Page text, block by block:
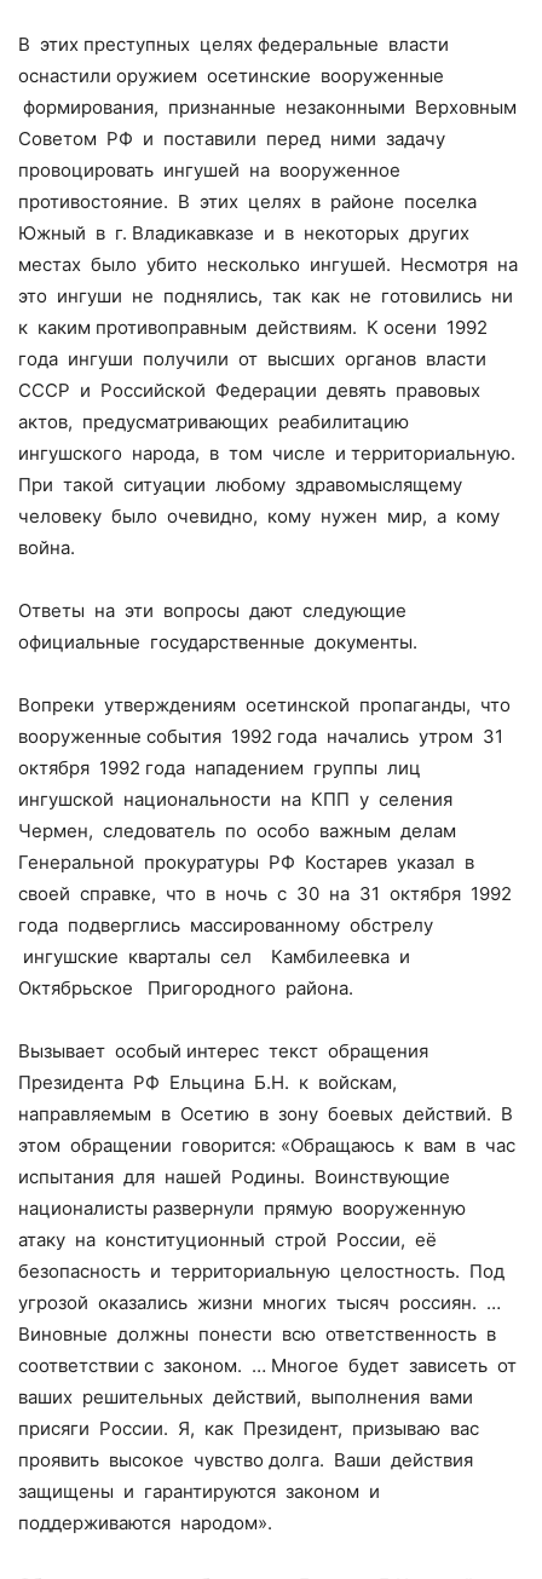
В этих преступных целях федеральные власти
оснастили оружием осетинские вооруженные
формирования, признанные незаконными Верховным
Советом РФ и поставили перед ними задачу
провоцировать ингушей на вооруженное
противостояние. В этих целях в районе поселка
Южный в г. Владикавказе и в некоторых других
местах было убито несколько ингушей. Несмотря на
это ингуши не поднялись, так как не готовились ни
к каким противоправным действиям. К осени 1992
года ингуши получили от высших органов власти
СССР и Российской Федерации девять правовых
актов, предусматривающих реабилитацию
ингушского народа, в том числе и территориальную.
При такой ситуации любому здравомыслящему
человеку было очевидно, кому нужен мир, а кому
война.
Ответы на эти вопросы дают следующие
официальные государственные документы.
Вопреки утверждениям осетинской пропаганды, что
вооруженные события 1992 года начались утром 31
октября 1992 года нападением группы лиц
ингушской национальности на КПП у селения
Чермен, следователь по особо важным делам
Генеральной прокуратуры РФ Костарев указал в
своей справке, что в ночь с 30 на 31 октября 1992
года подверглись массированному обстрелу
ингушские кварталы сел Камбилеевка и
Октябрьское Пригородного района.
Вызывает особый интерес текст обращения
Президента РФ Ельцина Б.Н. к войскам,
направляемым в Осетию в зону боевых действий. В
этом обращении говорится: «Обращаюсь к вам в час
испытания для нашей Родины. Воинствующие
националисты развернули прямую вооруженную
атаку на конституционный строй России, её
безопасность и территориальную целостность. Под
угрозой оказались жизни многих тысяч россиян. …
Виновные должны понести всю ответственность в
соответствии с законом. … Многое будет зависеть от
ваших решительных действий, выполнения вами
присяги России. Я, как Президент, призываю вас
проявить высокое чувство долга. Ваши действия
защищены и гарантируются законом и
поддерживаются народом».